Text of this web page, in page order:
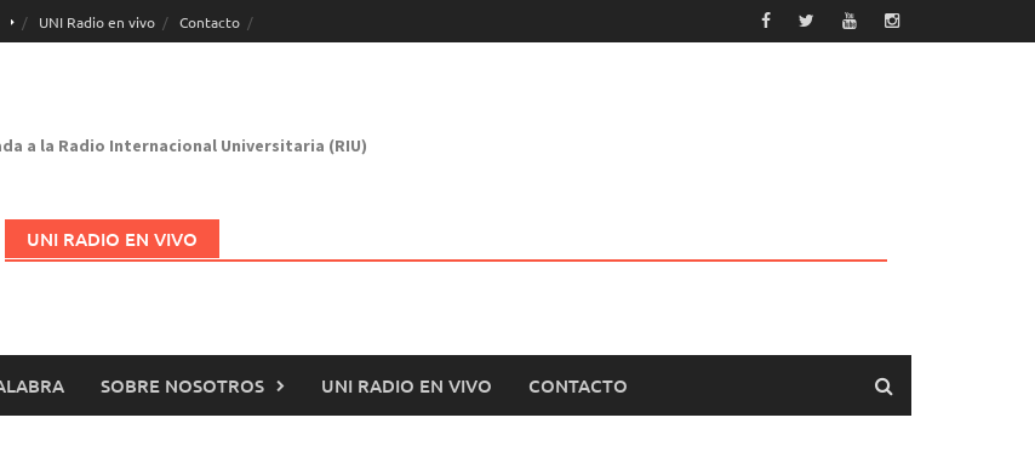
UNI Radio en vivo Contacto
a la Radio Internacional Universitaria (RIU)
UNI RADIO EN VIVO
SOBRE NOSOTROS UNI RADIO EN VIVO CONTACTO